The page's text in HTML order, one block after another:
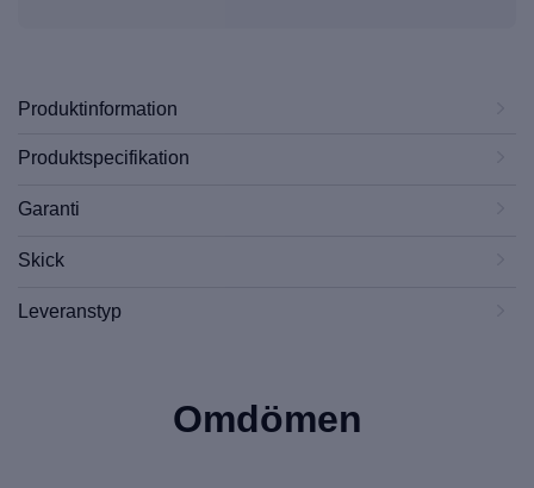
Produktinformation
Produktspecifikation
Garanti
Skick
Leveranstyp
Omdömen